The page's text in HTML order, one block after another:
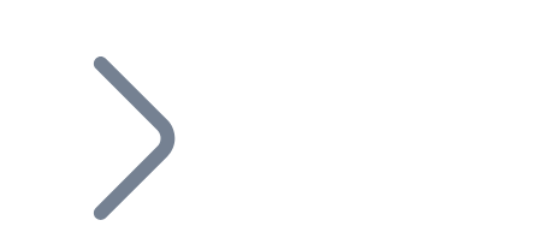
Bitcoin